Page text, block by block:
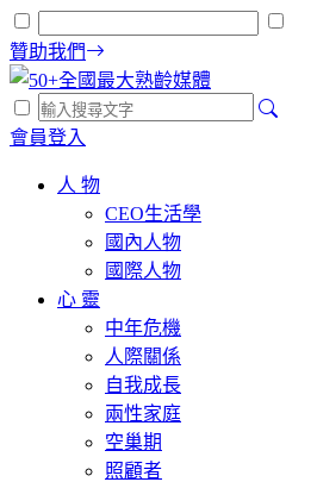
贊助我們
會員登入
人 物
CEO生活學
國內人物
國際人物
心 靈
中年危機
人際關係
自我成長
兩性家庭
空巢期
照顧者